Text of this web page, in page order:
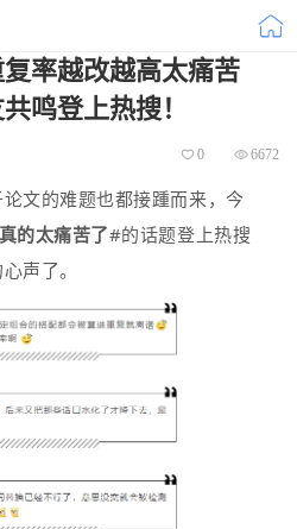
率越改越高太痛苦
鸣登上热搜！
0 6672
文的难题也都接踵而来，今
的太痛苦了#的话题登上热搜
声了。